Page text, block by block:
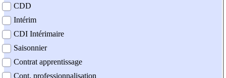
CDD
Intérim
CDI Intérimaire
Saisonnier
Contrat apprentissage
Cont. professionnalisation